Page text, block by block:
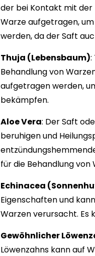
der bei Kontakt mit der
Warze aufgetragen,
werden, da der Saft
Thuja (Lebensbaum):
Behandlung von
aufgetragen werden,
bekämpfen.
Aloe Vera: Der Saft
beruhigen und
für die Behandlung von
Echinacea
Eigenschaften und
Warzen verursacht. Es
Gewöhnlicher
Löwenzahns kann auf